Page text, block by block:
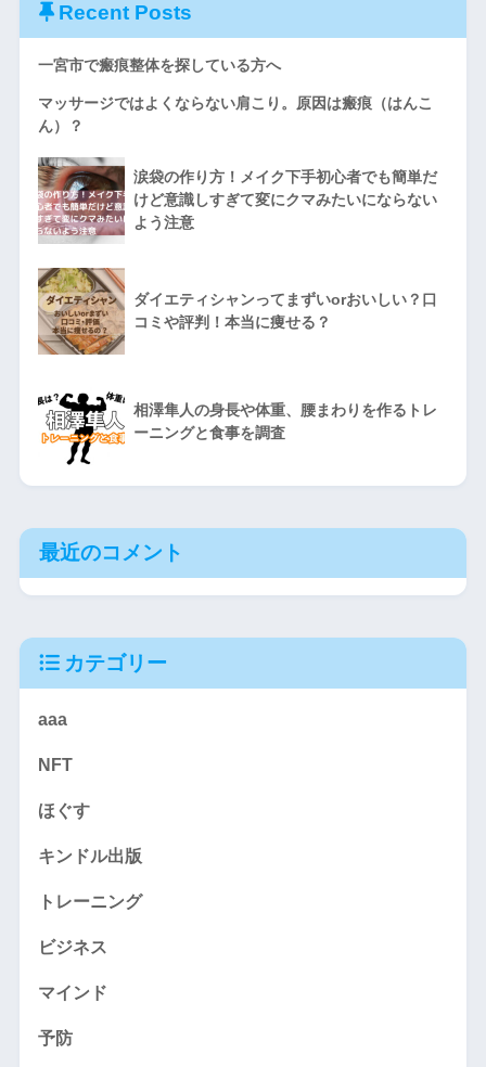
Recent Posts
一宮市で瘢痕整体を探している方へ
マッサージではよくならない肩こり。原因は瘢痕（はんこ
ん）？
涙袋の作り方！メイク下手初心者でも簡単だ
けど意識しすぎて変にクマみたいにならない
よう注意
ダイエティシャンってまずいorおいしい？口
コミや評判！本当に痩せる？
相澤隼人の身長や体重、腰まわりを作るトレ
ーニングと食事を調査
最近のコメント
カテゴリー
aaa
NFT
ほぐす
キンドル出版
トレーニング
ビジネス
マインド
予防